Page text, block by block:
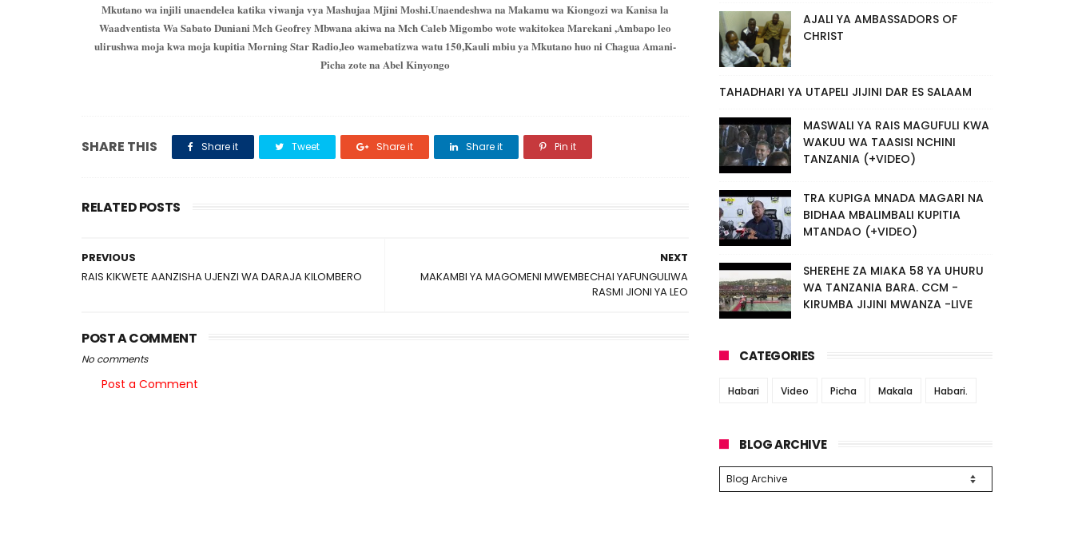
Mkutano wa injili unaendelea katika viwanja vya Mashujaa Mjini Moshi.Unaendeshwa na Makamu wa Kiongozi wa Kanisa la
Waadventista Wa Sabato Duniani Mch Geofrey Mbwana akiwa na Mch Caleb Migombo wote wakitokea Marekani ,Ambapo leo
ulirushwa moja kwa moja kupitia Morning Star Radio,leo wamebatizwa watu 150,Kauli mbiu ya Mkutano huo ni Chagua Amani-
Picha zote na Abel Kinyongo
SHARE THIS Share it Tweet Share it Share it Pin it
RELATED POSTS
NEXT
MAKAMBI YA MAGOMENI MWEMBECHAI YAFUNGULIWA
RASMI JIONI YA LEO
PREVIOUS
RAIS KIKWETE AANZISHA UJENZI WA DARAJA KILOMBERO
POST A COMMENT
No comments
Post a Comment
AJALI YA AMBASSADORS OF
CHRIST
TAHADHARI YA UTAPELI JIJINI DAR ES SALAAM
MASWALI YA RAIS MAGUFULI KWA
WAKUU WA TAASISI NCHINI
TANZANIA (+VIDEO)
TRA KUPIGA MNADA MAGARI NA
BIDHAA MBALIMBALI KUPITIA
MTANDAO (+VIDEO)
SHEREHE ZA MIAKA 58 YA UHURU
WA TANZANIA BARA. CCM -
KIRUMBA JIJINI MWANZA -LIVE
CATEGORIES
Habari Video Picha Makala Habari.
BLOG ARCHIVE